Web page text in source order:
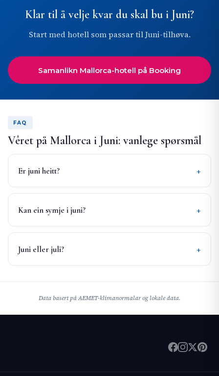
Klar til å velje kvar du skal bu i Juni?
Start med hotell som passar til Juni-tilhøva.
Samanlikn Mallorca-hotell på Booking
FAQ
Vêret på Mallorca i Juni: vanlege spørsmål
Er juni heitt?
Kan ein symje i juni?
Juni eller juli?
Data basert på AEMET-klimanormalar og lokale data.